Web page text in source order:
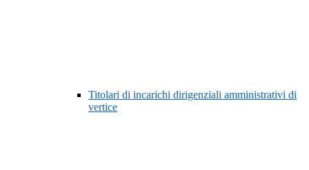
Titolari di incarichi dirigenziali amministrativi di
vertice